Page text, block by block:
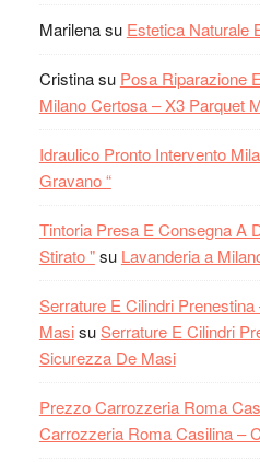
Marilenasu Estetica Naturale
Cristinasu Posa Riparazione
Milano Certosa – X3 Parquet
Idraulico Pronto Intervento
Gravano “
Tintoria Presa E Consegna A
Stirato "su Lavanderia a
Serrature E Cilindri
MasisuSerrature E Cilindri
Sicurezza De Masi
Prezzo Carrozzeria Roma
Carrozzeria Roma Casilina –